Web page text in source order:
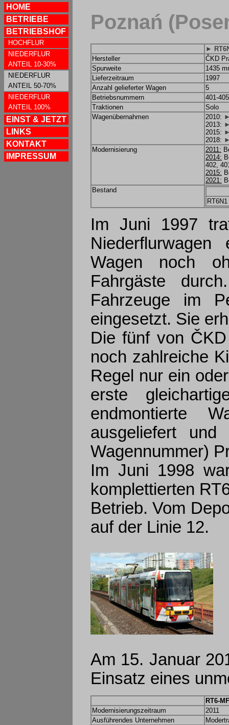
HOME
BETRIEBE
BETRIEBSHOF
HOCHFLUR
NIEDERFLUR
ANTEIL 10-30%
NIEDERFLUR
ANTEIL 50-70%
NIEDERFLUR
ANTEIL 100%
EINST & JETZT
LINKS
KONTAKT
IMPRESSUM
Poznań
►
Hersteller
ČKD
Spurweite
1435
Lieferzeitraum
1997
Anzahl gelieferter Wagen
5
Betriebsnummern
401-405
Traktionen
Solo
Wagenübernahmen
2010:
2013:
2015:
2018:
Modernisierung
2011:
2014:
402,
2015:
2021:
Bestand
RT6N1
Im Juni 1997
Wagen noch
Fahrgäste
Fahrzeuge im
eingesetzt. Sie
Die fünf von
noch zahlreiche
Regel nur ein
erste
endmontierte
ausgeliefert
Wagennummer)
Im Juni 1998
komplettierten
Betrieb. Vom
auf der Linie 12.
Am 15. Januar
Einsatz eines
RT6-
Modernisierungszeitraum
2011
Ausführendes Unternehmen